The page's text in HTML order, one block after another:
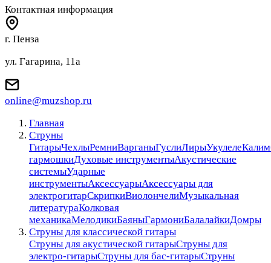
Контактная информация
г. Пенза
ул. Гагарина, 11а
online@muzshop.ru
Главная
Струны
ГитарыЧехлыРемниВарганыГуслиЛирыУкулеле
гармошкиДуховые инструментыАкустические
системыУдарные
инструментыАксессуарыАксессуары для
электрогитарСкрипкиВиолончелиМузыкальная
литератураКолковая
механикаМелодикиБаяныГармониБалалайкиДомры
Струны для классической гитары
Струны для акустической гитарыСтруны для
электро-гитарыСтруны для бас-гитарыСтруны